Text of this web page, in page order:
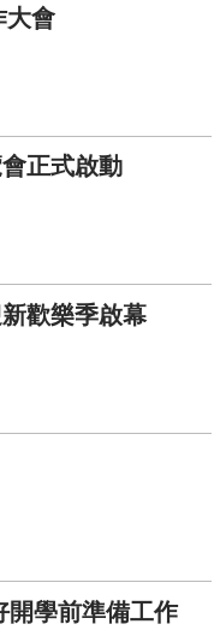
大會
正式啟動
歡樂季啟幕
開學前準備工作